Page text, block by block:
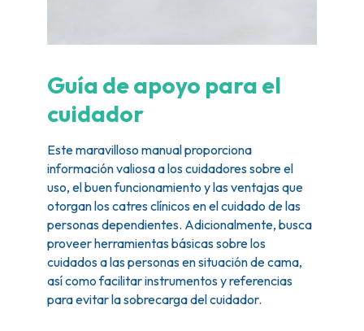
Guía de apoyo para el
cuidador
Este maravilloso manual proporciona
información valiosa a los cuidadores sobre el
uso, el buen funcionamiento y las ventajas que
otorgan los catres clínicos en el cuidado de las
personas dependientes. Adicionalmente, busca
proveer herramientas básicas sobre los
cuidados a las personas en situación de cama,
así como facilitar instrumentos y referencias
para evitar la sobrecarga del cuidador.